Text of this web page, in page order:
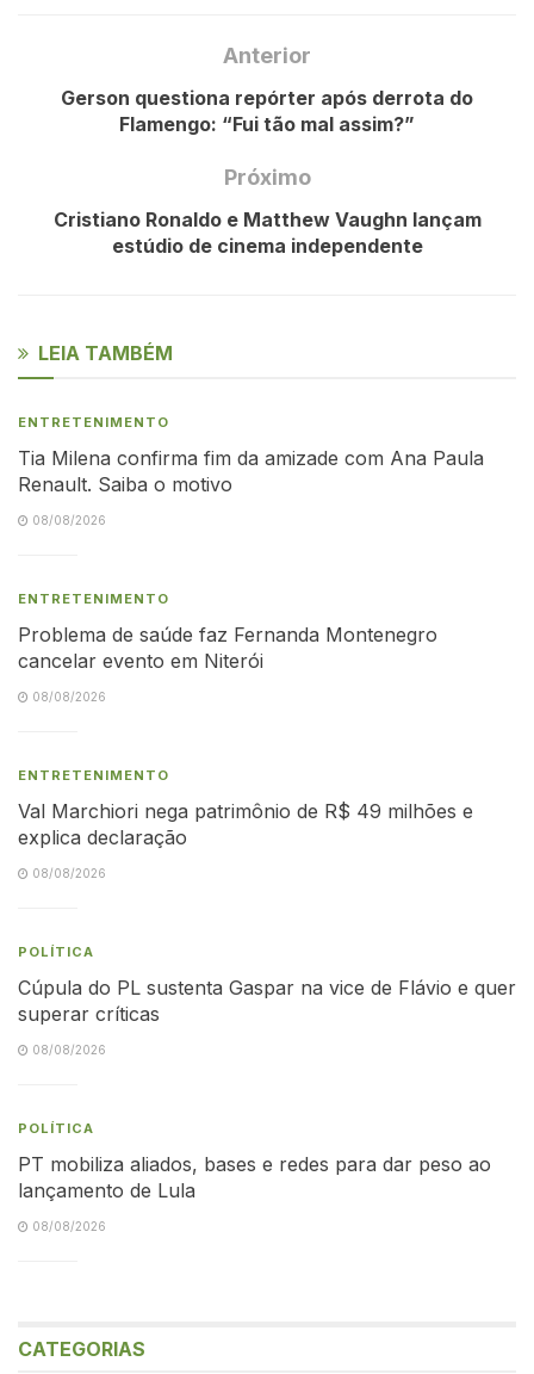
Anterior
Gerson questiona repórter após derrota do
Flamengo: “Fui tão mal assim?”
Próximo
Cristiano Ronaldo e Matthew Vaughn lançam
estúdio de cinema independente
LEIA TAMBÉM
ENTRETENIMENTO
Tia Milena confirma fim da amizade com Ana Paula
Renault. Saiba o motivo
08/08/2026
ENTRETENIMENTO
Problema de saúde faz Fernanda Montenegro
cancelar evento em Niterói
08/08/2026
ENTRETENIMENTO
Val Marchiori nega patrimônio de R$ 49 milhões e
explica declaração
08/08/2026
POLÍTICA
Cúpula do PL sustenta Gaspar na vice de Flávio e quer
superar críticas
08/08/2026
POLÍTICA
PT mobiliza aliados, bases e redes para dar peso ao
lançamento de Lula
08/08/2026
CATEGORIAS